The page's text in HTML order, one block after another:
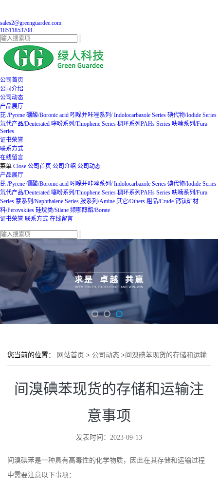
sales2@greenguardee.com
18511853708
公司首页
公司介绍
公司动态
产品展厅
芘 /Pyrene 硼酸/Boronic acid 吲哚并咔唑系列/ Indolocarbazole Series 碘代物/Iodide Series
氘代产品/Deuterated 噻吩系列/Thiophene Series 稠环系列PAHs Series 呋喃系列/Fura
Series
证书荣誉
联系方式
在线留言
菜单 Close 公司首页 公司介绍 公司动态
产品展厅
芘 /Pyrene 硼酸/Boronic acid 吲哚并咔唑系列/ Indolocarbazole Series 碘代物/Iodide Series
氘代产品/Deuterated 噻吩系列/Thiophene Series 稠环系列PAHs Series 呋喃系列/Fura
Series 萘系列/Naphthalene Series 胺系列/Amine 其它/Others 粗品/Crude 钙钛矿材
料/Perovskites 硅烷类/Silane 频哪醇酯/Borate
证书荣誉 联系方式 在线留言
您当前的位置： 网站首页 > 公司动态 >间溴碘苯现货的存储和运输
间溴碘苯现货的存储和运输注
意事项
发表时间：2023-09-13
间溴碘苯是一种具有高毒性的化学物质，因此在其存储和运输过程
中需要注意以下事项：